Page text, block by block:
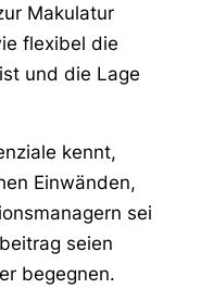
Makulatur
flexibel die
und die Lage
kennt,
Einwänden,
sei
seien
begegnen.